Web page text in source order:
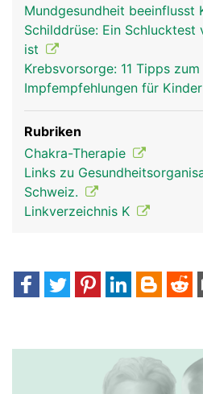
Mundgesundheit beeinflusst
Schilddrüse: Ein
ist
Krebsvorsorge: 11 Tipps
Impfempfehlungen für Kinder
Rubriken
Chakra-Therapie
Links zu
Schweiz.
Linkverzeichnis K